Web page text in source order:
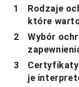
Rodzaje
które
Wybór
Certyfikaty
je